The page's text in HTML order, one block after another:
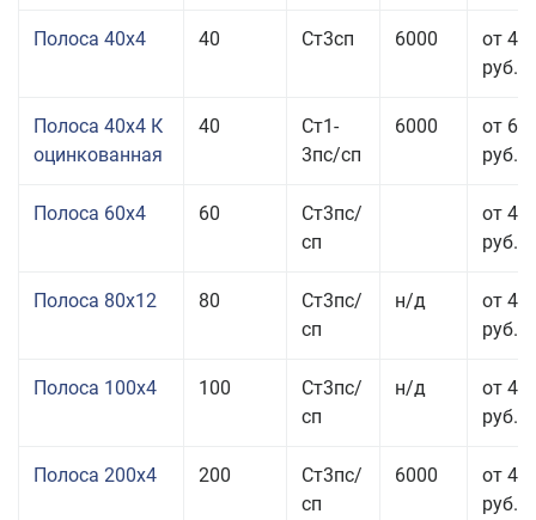
Полоса 40x4 40 Ст3сп 6000
от 43
руб.
Полоса 40x4 К
оцинкованная
40
Ст1-
3пс/сп
6000
от 68
руб.
Полоса 60x4 60
Ст3пс/
сп
от 43
руб.
Полоса 80x12 80
Ст3пс/
сп
н/д
от 46
руб.
Полоса 100x4 100
Ст3пс/
сп
н/д
от 44
руб.
Полоса 200x4 200
Ст3пс/
сп
6000
от 48
руб.